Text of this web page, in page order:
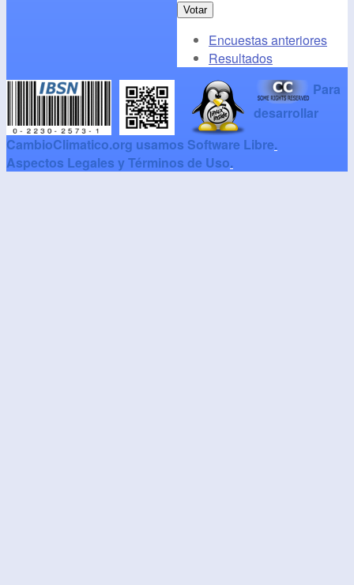
Encuestas anteriores
Resultados
Para
desarrollar
CambioClimatico.org usamos Software Libre.
Aspectos Legales y Términos de Uso.